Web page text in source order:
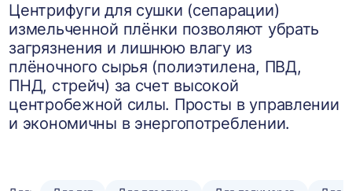
Центрифуги для сушки (сепарации)
измельченной плёнки позволяют убрать
загрязнения и лишнюю влагу из
плёночного сырья (полиэтилена, ПВД,
ПНД, стрейч) за счет высокой
центробежной силы. Просты в управлении
и экономичны в энергопотреблении.